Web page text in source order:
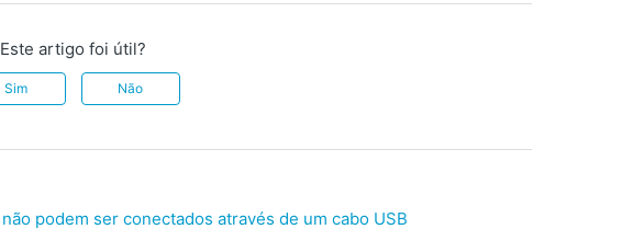
Este artigo foi útil?
Sim Não
podem ser conectados através de um cabo USB